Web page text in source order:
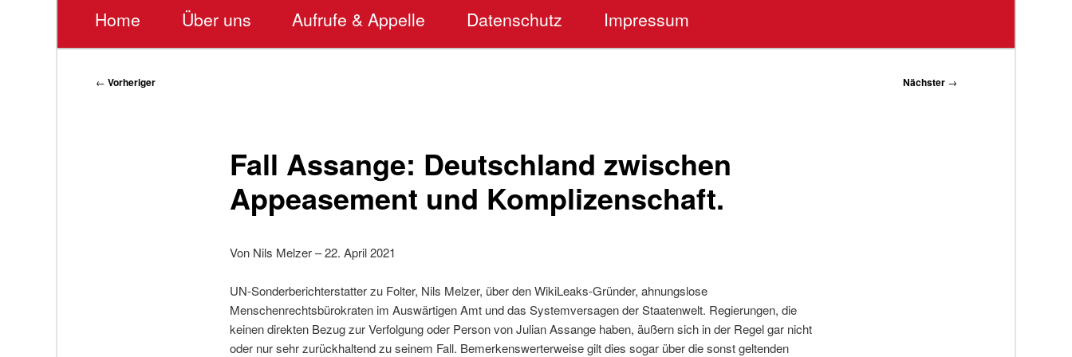
Home Über uns Aufrufe & Appelle Datenschutz Impressum
Beitragsnavigation
← Vorheriger Nächster →
Fall Assange: Deutschland zwischen
Appeasement und Komplizenschaft.
Von Nils Melzer – 22. April 2021
UN-Sonderberichterstatter zu Folter, Nils Melzer, über den WikiLeaks-Gründer, ahnungslose
Menschenrechtsbürokraten im Auswärtigen Amt und das Systemversagen der Staatenwelt. Regierungen, die
keinen direkten Bezug zur Verfolgung oder Person von Julian Assange haben, äußern sich in der Regel gar nicht
oder nur sehr zurückhaltend zu seinem Fall. Bemerkenswerterweise gilt dies sogar über die sonst geltenden